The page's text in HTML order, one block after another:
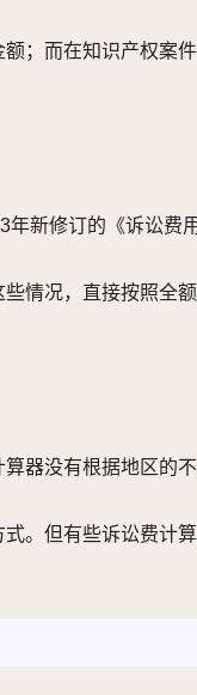
；而在知识产权案
新修订的《诉讼费
情况，直接按照全
器没有根据地区的
。但有些诉讼费计